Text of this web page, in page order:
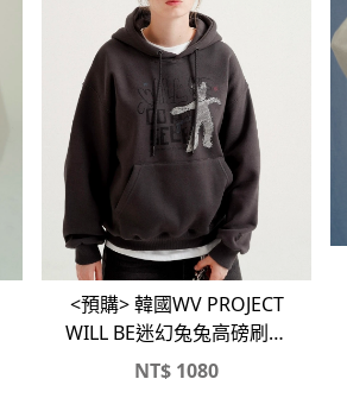
<預購> 韓國WV PROJECT
WILL BE迷幻兔兔高磅刷毛
帽T#帽踢
NT$ 1080